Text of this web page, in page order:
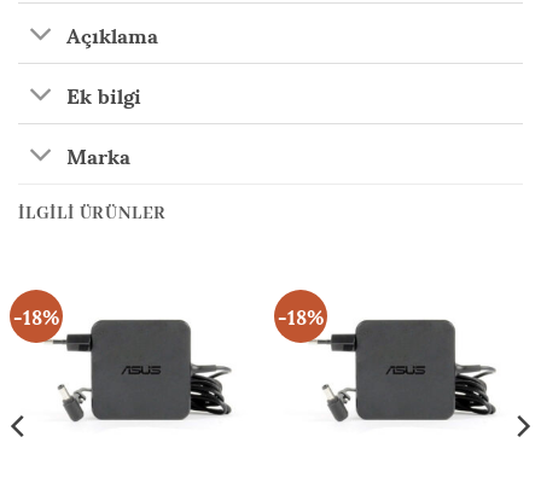
Açıklama
Ek bilgi
Marka
İLGILI ÜRÜNLER
-18% -18%